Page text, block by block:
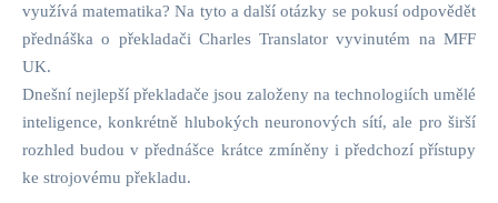
využívá matematika? Na tyto a další otázky se pokusí odpovědět
přednáška o překladači Charles Translator vyvinutém na MFF
UK.
Dnešní nejlepší překladače jsou založeny na technologiích umělé
inteligence, konkrétně hlubokých neuronových sítí, ale pro širší
rozhled budou v přednášce krátce zmíněny i předchozí přístupy
ke strojovému překladu.